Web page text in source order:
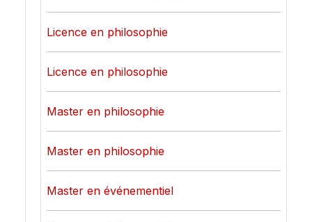
Licence en philosophie
Licence en philosophie
Master en philosophie
Master en philosophie
Master en événementiel